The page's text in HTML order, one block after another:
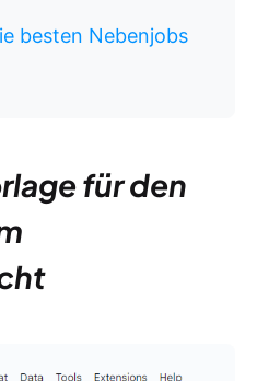
besten Nebenjobs
für den